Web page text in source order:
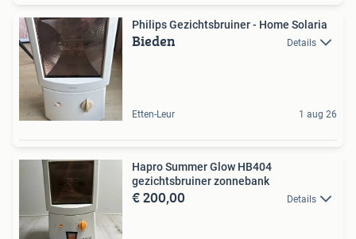
Philips Gezichtsbruiner - Home Solaria
Bieden Details
Etten-Leur 1 aug 26
Hapro Summer Glow HB404
gezichtsbruiner zonnebank
€ 200,00 Details